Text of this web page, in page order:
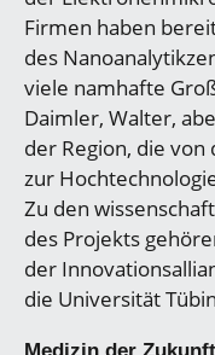
Firmen haben
des
viele namhafte
Daimler, Walter,
der Region, die
zur
Zu den
des Projekts
der
die Universität